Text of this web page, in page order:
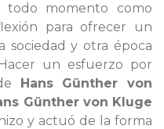
momento como
para ofrecer un
y otra época
un esfuerzo por
Hans Günther von
Günther von Kluge
y actuó de la forma